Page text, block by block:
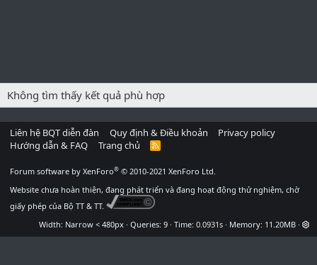
Không tìm thấy kết quả phù hợp
Liên hệ BQT diễn đàn Quy định & Điều khoản
Privacy policy
Hướng dẫn & FAQ
Trang chủ
R
Forum software by XenForo® © 2010-2021 XenForo Ltd.
Website chưa hoàn thiện, đang phát triển và đang hoạt động thử nghiệm, chờ
giấy phép của Bộ TT & TT.
Width
Queries 9 Time 0.0931s Memory 11.20MB